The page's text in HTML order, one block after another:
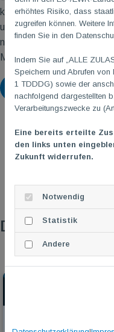
Zurück
km auf das Bergdorf. Wir
um 10:00 Uhr vor der
nicht fest. Anmeldung:
Mailwandern@tgm-
Das könnte
erhöhtes Risiko, dass
zugreifen können. Weitere
finden Sie in den
Indem Sie auf „ALLE
Speichern und Abrufen von
1 TDDDG) sowie der
nachfolgend dargestellten
Verarbeitungszwecke zu
Eine bereits erteilte
den links unten
Zukunft widerrufen.
Notwendig
Statistik
Andere